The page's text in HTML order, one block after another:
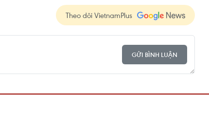
Theo dõi VietnamPlus
GỬI BÌNH LUẬN